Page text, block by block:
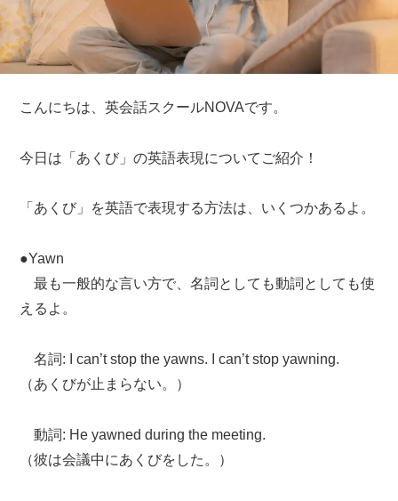
こんにちは、英会話スクールNOVAです。
今日は「あくび」の英語表現についてご紹介！
「あくび」を英語で表現する方法は、いくつかあるよ。
●Yawn
最も一般的な言い方で、名詞としても動詞としても使
えるよ。
名詞: I can’t stop the yawns. I can’t stop yawning.
（あくびが止まらない。）
動詞: He yawned during the meeting.
（彼は会議中にあくびをした。）